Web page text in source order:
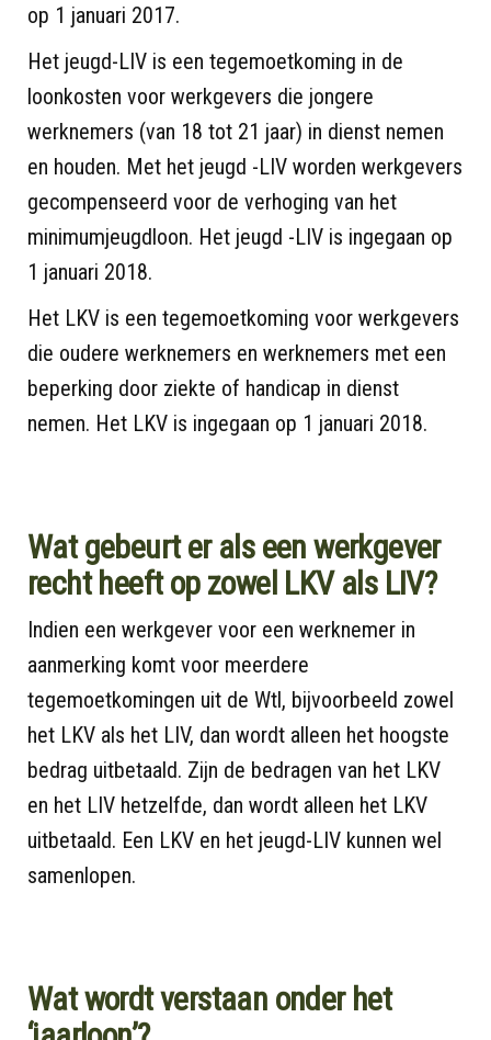
op 1 januari 2017.
Het jeugd-LIV is een tegemoetkoming in de
loonkosten voor werkgevers die jongere
werknemers (van 18 tot 21 jaar) in dienst nemen
en houden. Met het jeugd -LIV worden werkgevers
gecompenseerd voor de verhoging van het
minimumjeugdloon. Het jeugd -LIV is ingegaan op
1 januari 2018.
Het LKV is een tegemoetkoming voor werkgevers
die oudere werknemers en werknemers met een
beperking door ziekte of handicap in dienst
nemen. Het LKV is ingegaan op 1 januari 2018.
Wat gebeurt er als een werkgever
recht heeft op zowel LKV als LIV?
Indien een werkgever voor een werknemer in
aanmerking komt voor meerdere
tegemoetkomingen uit de Wtl, bijvoorbeeld zowel
het LKV als het LIV, dan wordt alleen het hoogste
bedrag uitbetaald. Zijn de bedragen van het LKV
en het LIV hetzelfde, dan wordt alleen het LKV
uitbetaald. Een LKV en het jeugd-LIV kunnen wel
samenlopen.
Wat wordt verstaan onder het